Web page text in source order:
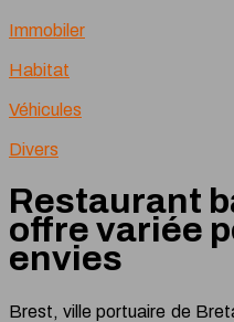
Immobiler
Habitat
Véhicules
Divers
Restaurant
offre variée
envies
Brest, ville portuaire de